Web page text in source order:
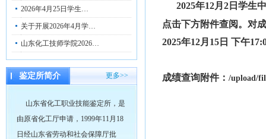
2026年4月25日学生…
关于开展2026年4月学…
山东化工技师学院2026…
鉴定所简介 更多>>
山东省化工职业技能鉴定所，是
由原省化工厅申请，1999年11月18
日经山东省劳动和社会保障厅批
2025年12月2日学生
点击下方附件查阅。对
2025年12月15日 下午
成绩查询附件： /upload/